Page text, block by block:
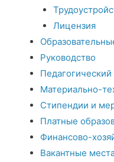
Лицензия
Руководство
Педагогический
Материально-
Стипендии и
Платные
Финансово-
Вакантные